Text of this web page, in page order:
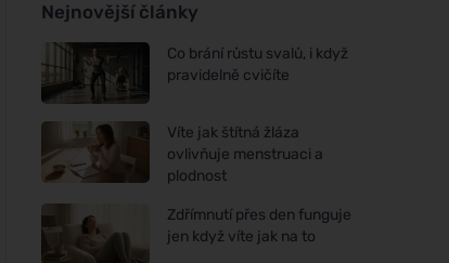
Nejnovější články
Co brání růstu svalů, i když
pravidelně cvičíte
Víte jak štítná žláza
ovlivňuje menstruaci a
plodnost
Zdřímnutí přes den funguje
jen když víte jak na to